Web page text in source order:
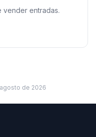
vender entradas.
de 2026